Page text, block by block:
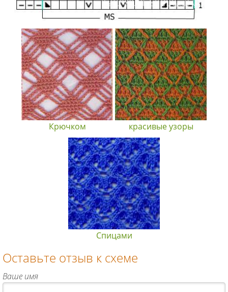
Крючком красивые узоры
Спицами
Оставьте отзыв к схеме
Ваше имя